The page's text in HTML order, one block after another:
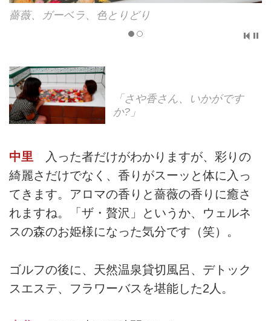
、ガーベラ、色とりどり
「さや香さん、いかがです
か?」
中里 入った者だけがわかりますが、彩りの
綺麗さだけでなく、香りがスーッと体に入っ
てきます。アロマの香りと薔薇の香りに癒さ
れますね。「ザ・贅沢」というか、ウェルネ
スの森のお姫様になった気分です（笑）。
ゴルフの後に、天然温泉貸切風呂、デトック
スエステ、フラワーバスを堪能した2人。